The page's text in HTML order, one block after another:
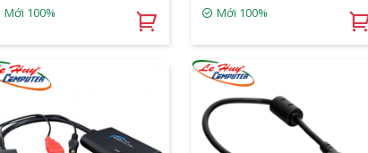
Mới 100% Mới 100%